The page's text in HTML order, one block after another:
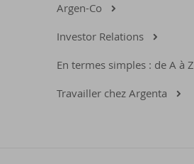
Argen-Co
Investor Relations
En termes simples : de A à Z
Travailler chez Argenta